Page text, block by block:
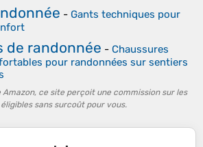
- Gants techniques pour
de randonnée - Chaussures
pour randonnées sur sentiers
ce site perçoit une commission sur les
sans surcoût pour vous.